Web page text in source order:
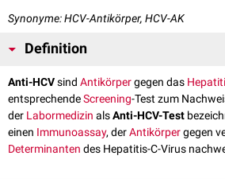
Synonyme: HCV-Antikörper, HCV-AK
Definition
Anti-HCVsind Antikörpergegen das
entsprechendeScreening-Test zum
der Labormedizin alsAnti-HCV-Test
einen Immunoassay, derAntikörpergegen
Determinanten des Hepatitis-C-Virus